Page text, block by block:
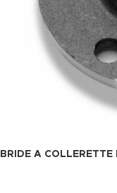
BRIDE A